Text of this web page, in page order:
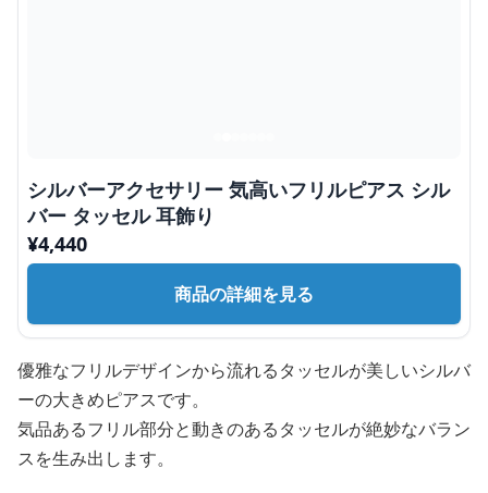
シルバーアクセサリー 気高いフリルピアス シル
バー タッセル 耳飾り
¥4,440
商品の詳細を見る
優雅なフリルデザインから流れるタッセルが美しいシルバ
ーの大きめピアスです。
気品あるフリル部分と動きのあるタッセルが絶妙なバラン
スを生み出します。